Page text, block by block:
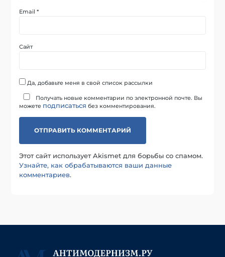
Email*
Сайт
Да, добавьте меня в свой список рассылки
Получать новые комментарии по электронной почте. Вы
можете подписаться без комментирования.
Этот сайт использует Akismet для борьбы со спамом.
Узнайте, как обрабатываются ваши данные
комментариев.